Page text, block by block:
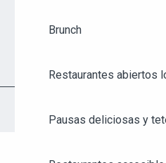
Brunch
Restaurantes abiertos
Pausas deliciosas y